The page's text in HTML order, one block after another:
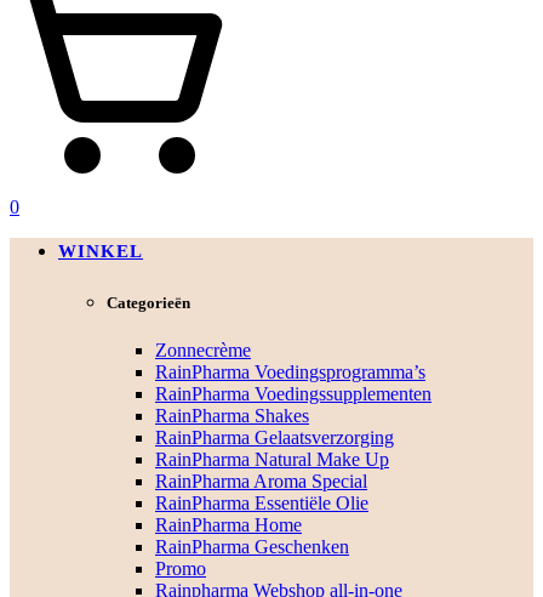
0
WINKEL
Categorieën
Zonnecrème
RainPharma Voedingsprogramma’s
RainPharma Voedingssupplementen
RainPharma Shakes
RainPharma Gelaatsverzorging
RainPharma Natural Make Up
RainPharma Aroma Special
RainPharma Essentiële Olie
RainPharma Home
RainPharma Geschenken
Promo
Rainpharma Webshop all-in-one